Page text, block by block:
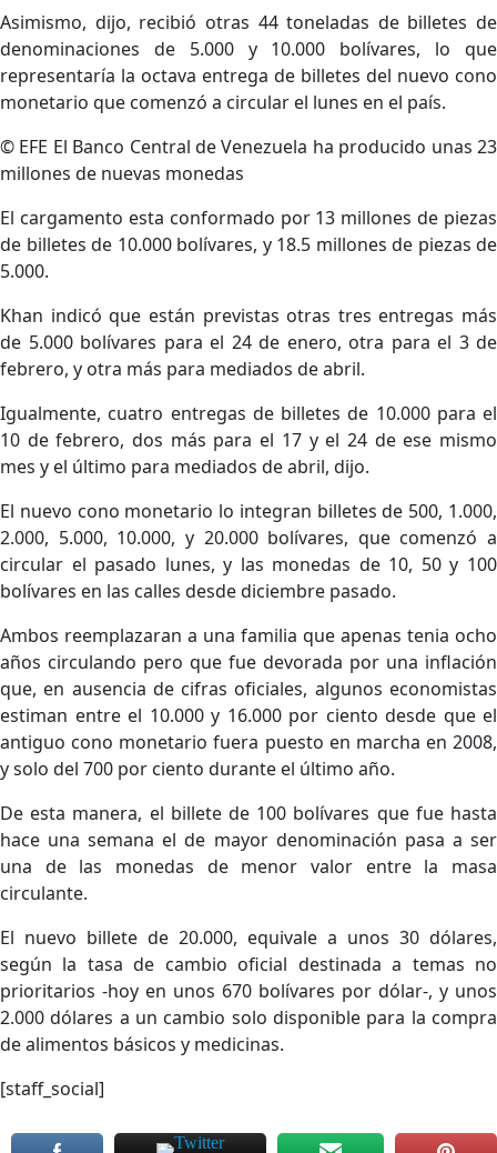
Asimismo, dijo, recibió otras 44 toneladas de billetes de
denominaciones de 5.000 y 10.000 bolívares, lo que
representaría la octava entrega de billetes del nuevo cono
monetario que comenzó a circular el lunes en el país.
© EFE El Banco Central de Venezuela ha producido unas 23
millones de nuevas monedas
El cargamento esta conformado por 13 millones de piezas
de billetes de 10.000 bolívares, y 18.5 millones de piezas de
5.000.
Khan indicó que están previstas otras tres entregas más
de 5.000 bolívares para el 24 de enero, otra para el 3 de
febrero, y otra más para mediados de abril.
Igualmente, cuatro entregas de billetes de 10.000 para el
10 de febrero, dos más para el 17 y el 24 de ese mismo
mes y el último para mediados de abril, dijo.
El nuevo cono monetario lo integran billetes de 500, 1.000,
2.000, 5.000, 10.000, y 20.000 bolívares, que comenzó a
circular el pasado lunes, y las monedas de 10, 50 y 100
bolívares en las calles desde diciembre pasado.
Ambos reemplazaran a una familia que apenas tenia ocho
años circulando pero que fue devorada por una inflación
que, en ausencia de cifras oficiales, algunos economistas
estiman entre el 10.000 y 16.000 por ciento desde que el
antiguo cono monetario fuera puesto en marcha en 2008,
y solo del 700 por ciento durante el último año.
De esta manera, el billete de 100 bolívares que fue hasta
hace una semana el de mayor denominación pasa a ser
una de las monedas de menor valor entre la masa
circulante.
El nuevo billete de 20.000, equivale a unos 30 dólares,
según la tasa de cambio oficial destinada a temas no
prioritarios -hoy en unos 670 bolívares por dólar-, y unos
2.000 dólares a un cambio solo disponible para la compra
de alimentos básicos y medicinas.
[staff_social]